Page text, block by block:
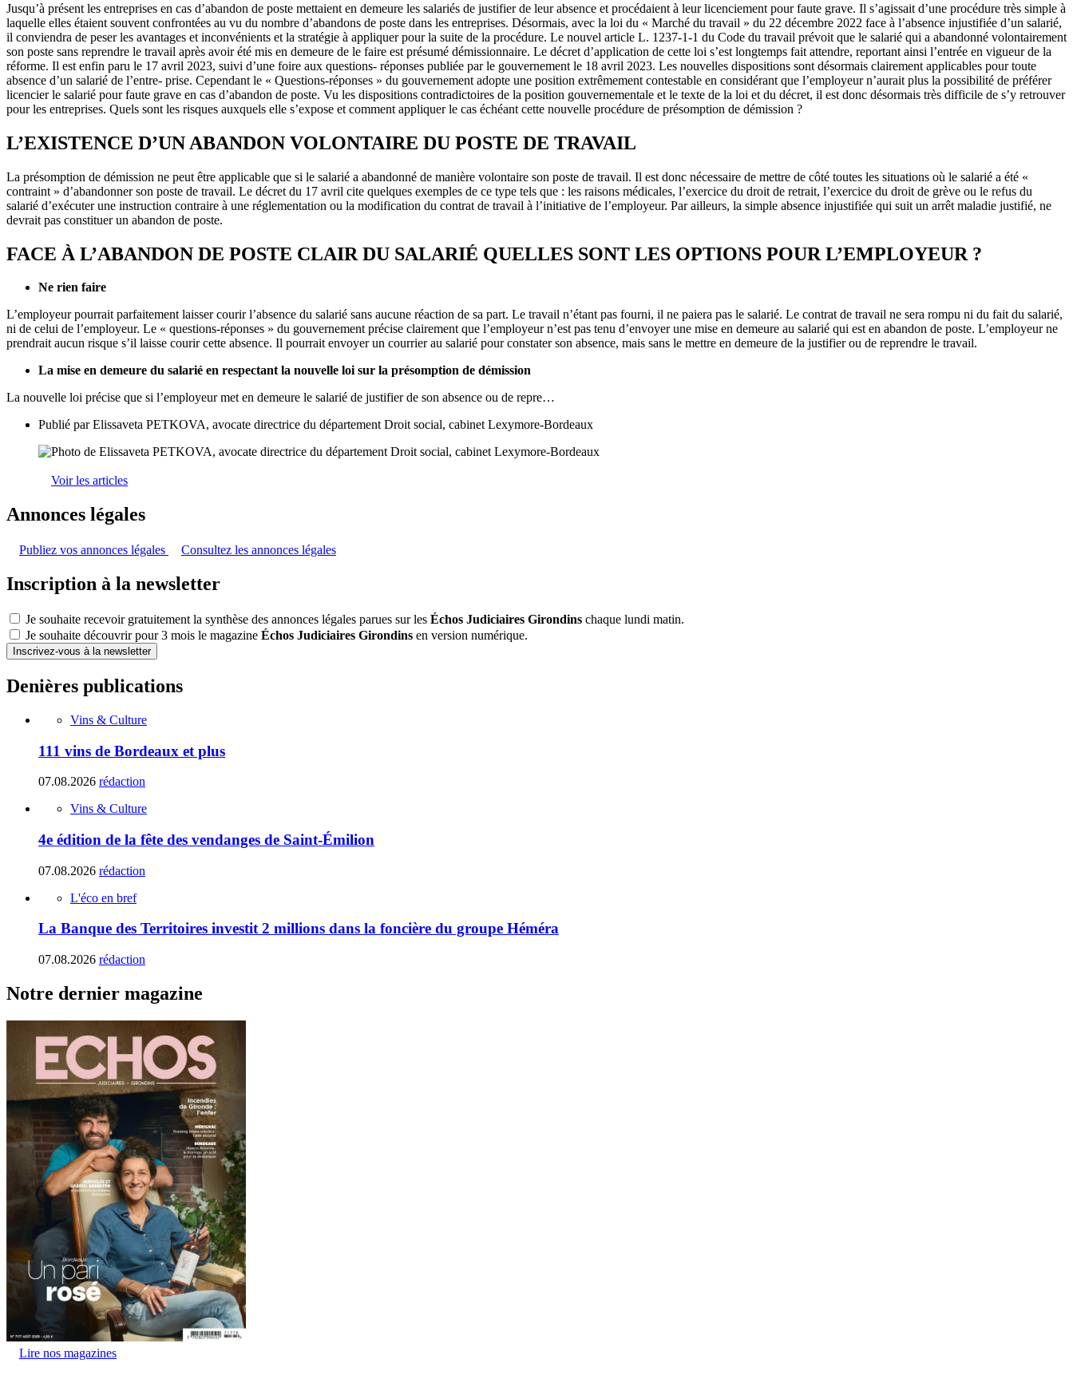
Jusqu’à présent les entreprises en cas d’abandon de poste mettaient en demeure les salariés de justifier de leur absence et procédaient à leur licenciement pour faute grave. Il s’agissait d’une procédure très simple à
laquelle elles étaient souvent confrontées au vu du nombre d’abandons de poste dans les entreprises. Désormais, avec la loi du « Marché du travail » du 22 décembre 2022 face à l’absence injustifiée d’un salarié,
il conviendra de peser les avantages et inconvénients et la stratégie à appliquer pour la suite de la procédure. Le nouvel article L. 1237-1-1 du Code du travail prévoit que le salarié qui a abandonné volontairement
son poste sans reprendre le travail après avoir été mis en demeure de le faire est présumé démissionnaire. Le décret d’application de cette loi s’est longtemps fait attendre, reportant ainsi l’entrée en vigueur de la
réforme. Il est enfin paru le 17 avril 2023, suivi d’une foire aux questions- réponses publiée par le gouvernement le 18 avril 2023. Les nouvelles dispositions sont désormais clairement applicables pour toute
absence d’un salarié de l’entre- prise. Cependant le « Questions-réponses » du gouvernement adopte une position extrêmement contestable en considérant que l’employeur n’aurait plus la possibilité de préférer
licencier le salarié pour faute grave en cas d’abandon de poste. Vu les dispositions contradictoires de la position gouvernementale et le texte de la loi et du décret, il est donc désormais très difficile de s’y retrouver
pour les entreprises. Quels sont les risques auxquels elle s’expose et comment appliquer le cas échéant cette nouvelle procédure de présomption de démission ?
L’EXISTENCE D’UN ABANDON VOLONTAIRE DU POSTE DE TRAVAIL
La présomption de démission ne peut être applicable que si le salarié a abandonné de manière volontaire son poste de travail. Il est donc nécessaire de mettre de côté toutes les situations où le salarié a été «
contraint » d’abandonner son poste de travail. Le décret du 17 avril cite quelques exemples de ce type tels que : les raisons médicales, l’exercice du droit de retrait, l’exercice du droit de grève ou le refus du
salarié d’exécuter une instruction contraire à une réglementation ou la modification du contrat de travail à l’initiative de l’employeur. Par ailleurs, la simple absence injustifiée qui suit un arrêt maladie justifié, ne
devrait pas constituer un abandon de poste.
FACE À L’ABANDON DE POSTE CLAIR DU SALARIÉ QUELLES SONT LES OPTIONS POUR L’EMPLOYEUR ?
Ne rien faire
L’employeur pourrait parfaitement laisser courir l’absence du salarié sans aucune réaction de sa part. Le travail n’étant pas fourni, il ne paiera pas le salarié. Le contrat de travail ne sera rompu ni du fait du salarié,
ni de celui de l’employeur. Le « questions-réponses » du gouvernement précise clairement que l’employeur n’est pas tenu d’envoyer une mise en demeure au salarié qui est en abandon de poste. L’employeur ne
prendrait aucun risque s’il laisse courir cette absence. Il pourrait envoyer un courrier au salarié pour constater son absence, mais sans le mettre en demeure de la justifier ou de reprendre le travail.
La mise en demeure du salarié en respectant la nouvelle loi sur la présomption de démission
La nouvelle loi précise que si l’employeur met en demeure le salarié de justifier de son absence ou de repre…
Publié parElissaveta PETKOVA, avocate directrice du département Droit social, cabinet Lexymore-Bordeaux
Voir les articles
Annonces légales
Publiez vos annonces légales Consultez les annonces légales
Inscription à la newsletter
Je souhaite recevoir gratuitement la synthèse des annonces légales parues sur les Échos Judiciaires Girondins chaque lundi matin.
Je souhaite découvrir pour 3 mois le magazine Échos Judiciaires Girondins en version numérique.
Inscrivez-vous à la newsletter
Denières publications
Vins & Culture
111 vins de Bordeaux et plus
07.08.2026 rédaction
Vins & Culture
4e édition de la fête des vendanges de Saint-Émilion
07.08.2026 rédaction
L'éco en bref
La Banque des Territoires investit 2 millions dans la foncière du groupe Héméra
07.08.2026 rédaction
Notre dernier magazine
Lire nos magazines